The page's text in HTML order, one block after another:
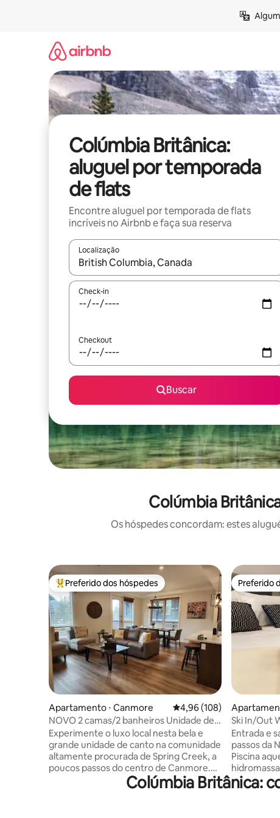
Colúmbia Britânica:
aluguel por temporada
de flats
Encontre aluguel por temporada de flats
incríveis no Airbnb e faça sua reserva
Localização
Quando os resultados estiverem disponíveis,
Check-in
Checkout
Buscar
Colúmbia
Os hóspedes concordam: estes
Entre os melhores preferidos dos hóspedes
Preferido dos hóspedes
Apartamento ⋅ Canmore 4,96 de uma avaliação
4,96 (108)
NOVO 2 camas/2 banheiros Unidade de
Canto de Luxo: Spring Creek
Experimente o luxo local nesta bela e
grande unidade de canto na comunidade
altamente procurada de Spring Creek, a
poucos passos do centro de Canmore.
Com mais de 1.000 pés quadrados de
santuário na montanha, esta suíte de 2
Preferido
Preferido
Ski In/Out
e
Entrada e
passos da
Piscina
de esqui *
cama
Colúmbia Britânica: